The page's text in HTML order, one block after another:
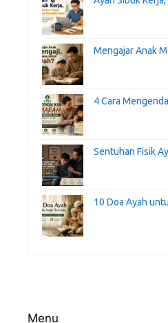
Mengajar Anak
4 Cara
Sentuhan Fisik
10 Doa Ayah
Menu